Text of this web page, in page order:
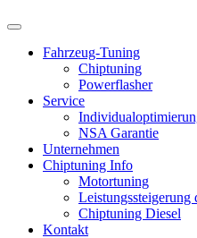
Fahrzeug-Tuning
Chiptuning
Powerflasher
Service
NSA Garantie
Unternehmen
Chiptuning Info
Motortuning
Chiptuning Diesel
Kontakt